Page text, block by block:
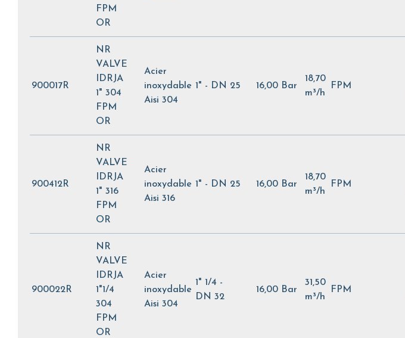
FPM
OR
900017R
NR
VALVE
IDRJA
1" 304
FPM
OR
Acier
inoxydable
Aisi 304
1" - DN 25 16,00 Bar
18,70
m³/h
FPM
900412R
NR
VALVE
IDRJA
1" 316
FPM
OR
Acier
inoxydable
Aisi 316
1" - DN 25 16,00 Bar
18,70
m³/h
FPM
900022R
NR
VALVE
IDRJA
1"1/4
304
FPM
OR
Acier
inoxydable
Aisi 304
1" 1/4 -
DN 32
16,00 Bar
31,50
m³/h
FPM